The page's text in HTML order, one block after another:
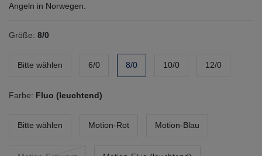
Angeln in Norwegen.
Größe: 8/0
Bitte wählen 6/0 8/0 10/0 12/0
Farbe: Fluo (leuchtend)
Bitte wählen Motion-Rot Motion-Blau